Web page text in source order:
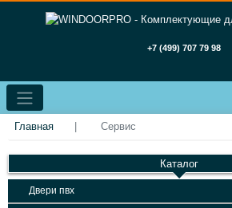
+7 (499) 707 79 98
Главная Сервис
Каталог
Двери пвх